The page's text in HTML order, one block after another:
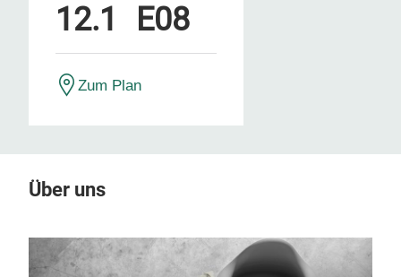
12.1 E08
Zum Plan
Über uns